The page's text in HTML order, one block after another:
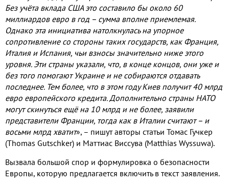
Без учёта вклада США это составило бы около 60
миллиардов евро в год – сумма вполне приемлемая.
Однако эта инициатива натолкнулась на упорное
сопротивление со стороны таких государств, как Франция,
Италия и Испания, чьи взносы значительно ниже этого
уровня. Эти страны указали, что, в конце концов, они уже и
без того помогают Украине и не собираются отдавать
последнее. Тем более, что в этом году Киев получит 40 млрд
евро европейского кредита. Дополнительно страны НАТО
могут скинуться ещё на 10 млрд и не более, заявили
представители Франции, тогда как в Италии считают – и
восьми млрд хватит», – пишут авторы статьи Томас Гучкер
(Thomas Gutschker) и Маттиас Виссува (Matthias Wyssuwa).
Вызвала большой спор и формулировка о безопасности
Европы, которую предлагается включить в текст заявления.